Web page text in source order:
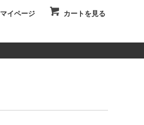
マイページ カートを見る